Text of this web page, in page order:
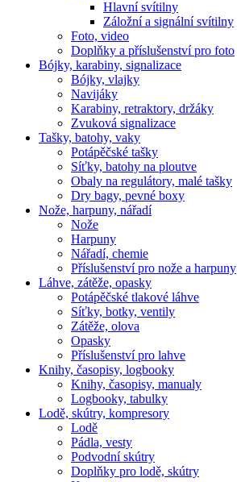
Hlavní svítilny
Záložní a signální svítilny
Foto, video
Doplňky a příslušenství pro foto
Bójky, karabiny, signalizace
Bójky, vlajky
Navijáky
Karabiny, retraktory, držáky
Zvuková signalizace
Tašky, batohy, vaky
Potápěčské tašky
Síťky, batohy na ploutve
Obaly na regulátory, malé tašky
Dry bagy, pevné boxy
Nože, harpuny, nářadí
Nože
Harpuny
Nářadí, chemie
Příslušenství pro nože a harpuny
Láhve, zátěže, opasky
Potápěčské tlakové láhve
Síťky, botky, ventily
Zátěže, olova
Opasky
Příslušenství pro lahve
Knihy, časopisy, logbooky
Knihy, časopisy, manualy
Logbooky, tabulky
Lodě, skútry, kompresory
Lodě
Pádla, vesty
Podvodní skútry
Doplňky pro lodě, skútry